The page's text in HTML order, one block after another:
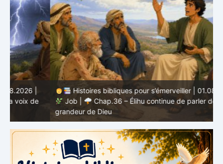
Histoires bibliques pour s’émerveiller | 01.08.2026 |
Job |
Chap.36 – Élihu continue de parler de la
grandeur de Dieu